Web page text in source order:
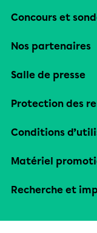
Concours et
Nos partenaires
Salle de presse
Protection des
Conditions
Matériel
Recherche et